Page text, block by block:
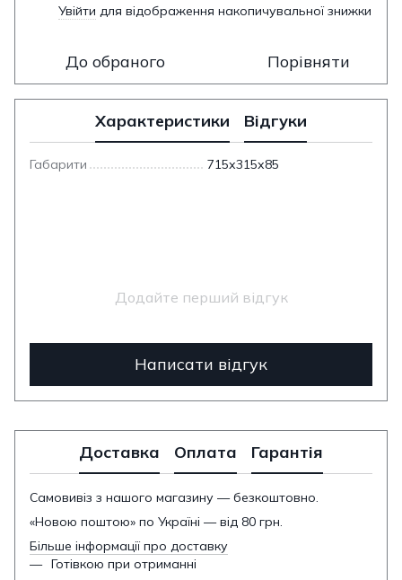
Увійти для відображення накопичувальної знижки
До обраного Порівняти
Характеристики Відгуки
Габарити 715х315х85
Додайте перший відгук
Написати відгук
Доставка Оплата Гарантія
Самовивіз з нашого магазину — безкоштовно.
«Новою поштою» по Україні — від 80 грн.
Більше інформації про доставку
Готівкою при отриманні